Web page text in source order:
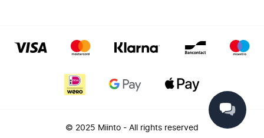
© 2025 Miinto - All rights reserved